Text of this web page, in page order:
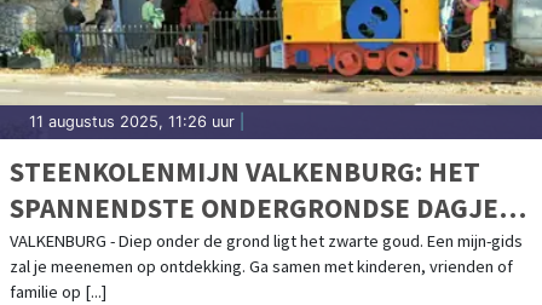
11 augustus 2025, 11:26 uur
STEENKOLENMIJN VALKENBURG: HET
SPANNENDSTE ONDERGRONDSE DAGJE
UIT IN VALKENBURG
VALKENBURG - Diep onder de grond ligt het zwarte goud. Een mijn-gids
zal je meenemen op ontdekking. Ga samen met kinderen, vrienden of
familie op [...]